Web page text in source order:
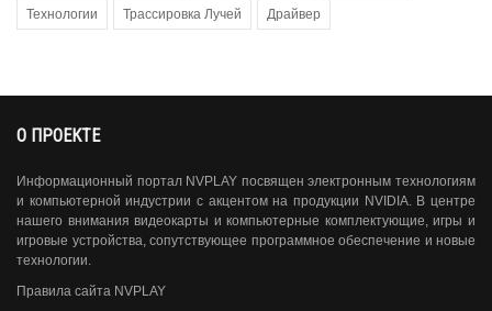
Технологии Трассировка Лучей Драйвер
О ПРОЕКТЕ
Информационный портал NVPLAY посвящен электронным технологиям
и компьютерной индустрии с акцентом на продукции NVIDIA. В центре
нашего внимания видеокарты и компьютерные комплектующие, игры и
игровые устройства, сопутствующее программное обеспечение и новые
технологии.
Правила сайта NVPLAY